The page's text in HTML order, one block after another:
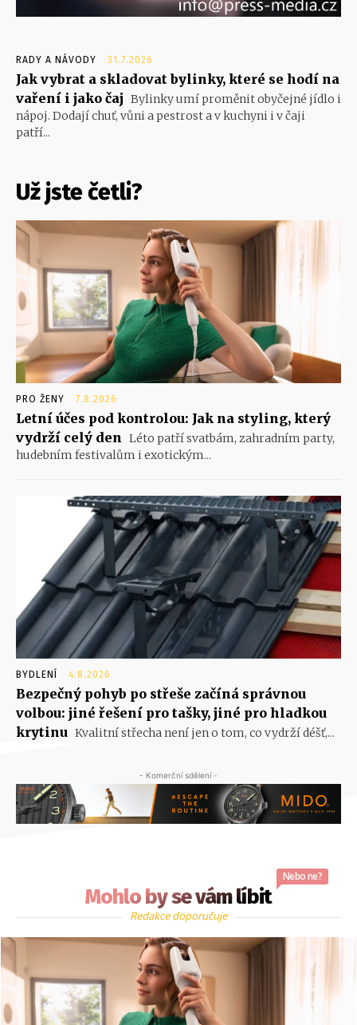
RADY A NÁVODY 31.7.2026
Jak vybrat a skladovat bylinky, které se hodí na
vaření i jako čaj Bylinky umí proměnit obyčejné jídlo i
nápoj. Dodají chuť, vůni a pestrost a v kuchyni i v čaji
patří...
Už jste četli?
PRO ŽENY 7.8.2026
Letní účes pod kontrolou: Jak na styling, který
vydrží celý den
Léto patří svatbám, zahradním party,
hudebním festivalům i exotickým...
BYDLENÍ 4.8.2026
Bezpečný pohyb po střeše začíná správnou
volbou: jiné řešení pro tašky, jiné pro hladkou
krytinu Kvalitní střecha není jen o tom, co vydrží déšť,...
- Komerční sdělení -
Mohlo by se vám líbit
Nebo ne?
Redakce doporučuje